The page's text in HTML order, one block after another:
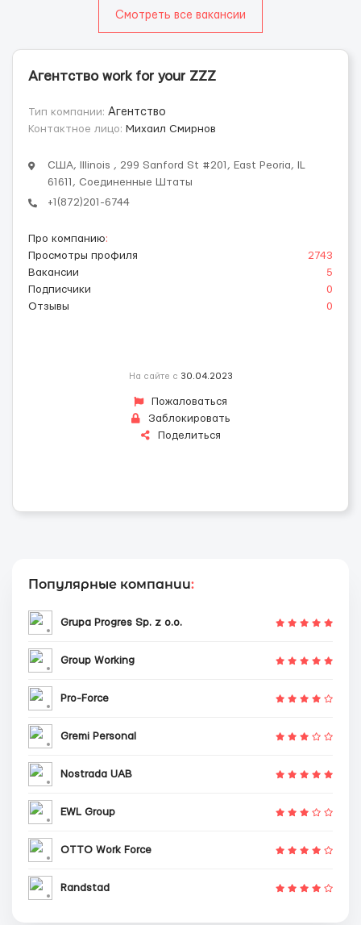
Смотреть все вакансии
Агентство work for your ZZZ
Тип компании: Агентство
Контактное лицо: Михаил Смирнов
США, Illinois , 299 Sanford St #201, East Peoria, IL
61611, Соединенные Штаты
+1(872)201-6744
Про компанию:
Просмотры профиля
2743
Вакансии
5
Подписчики
0
Отзывы
0
На сайте с 30.04.2023
Пожаловаться
Заблокировать
Поделиться
Популярные компании:
Grupa Progres Sp. z o.o.
Group Working
Pro-Force
Gremi Personal
Nostrada UAB
EWL Group
OTTO Work Force
Randstad